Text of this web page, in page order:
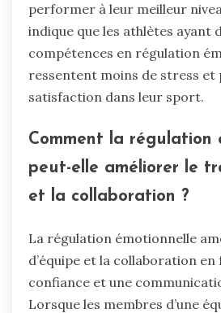
performer à leur meilleur
indique que les athlètes ayant
compétences en régulation
ressentent moins de stress et
satisfaction dans leur sport.
Comment la régulation
peut-elle améliorer le
et la collaboration ?
La régulation émotionnelle
d’équipe et la collaboration
confiance et une
Lorsque les membres d’une